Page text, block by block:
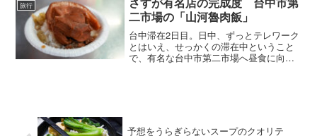
がないか探してみると、...
旅行
さすが有名店の完成度 台中市第
二市場の「山河魯肉飯」
台中滞在2日目。日中、ずっとテレワーク
とはいえ、せっかくの滞在中ということ
で、有名な台中市第二市場へ昼食に向か
予想をうらぎらないスープのクオリテ